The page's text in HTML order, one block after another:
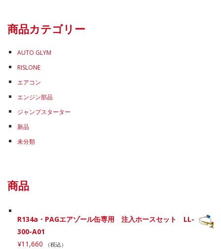
ー
商品カテゴリー
AUTO GLYM
RISLONE
エアコン
エンジン部品
ジャンプスターター
新品
未分類
商品
R134a・PAGエアゾール缶専用 注入ホースセット LL-
300-A01
¥11,660 （税込）